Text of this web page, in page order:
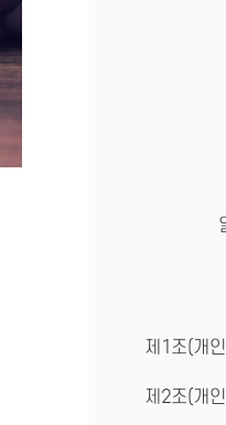
제1조(개
제2조(개